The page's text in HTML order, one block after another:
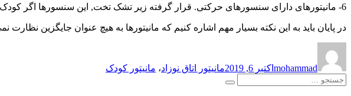
6- مانیتورهای دارای سنسورهای حرکتی. قرار گرفته زیر تشک تخت, این سنسورها اگر کودک برای دوره ای طولانی تر از حد معمول تکان نخورد به شما هشدار می دهند.
در پایان باید به این نکته بسیار مهم اشاره کنیم که مانیتورها به هیچ عنوان جایگزین
mohammadدر
اکتبر 6, 2019 مانیتور اتاق نوزاد، مانیتور کودک
جستجو
جستجو